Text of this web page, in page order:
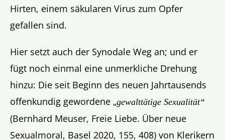
Hirten, einem säkularen Virus zum Opfer
gefallen sind.
Hier setzt auch der Synodale Weg an; und er
fügt noch einmal eine unmerkliche Drehung
hinzu: Die seit Beginn des neuen Jahrtausends
offenkundig gewordene „gewalttätige Sexualität“
(Bernhard Meuser, Freie Liebe. Über neue
Sexualmoral, Basel 2020, 155, 408) von Klerikern